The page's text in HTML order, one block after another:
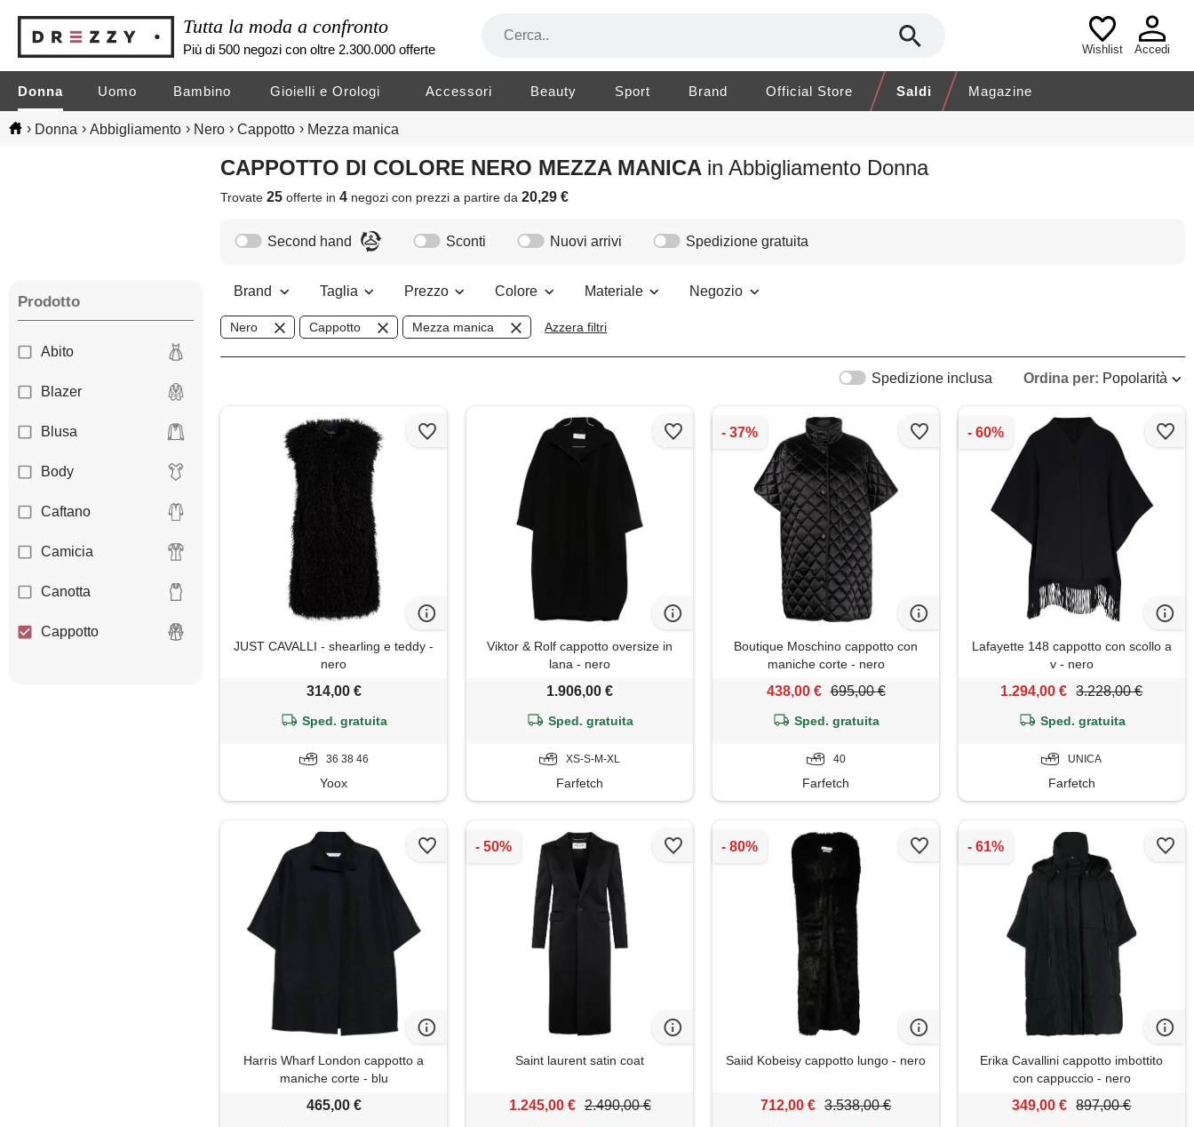
Tutta la moda a confronto
Più di 500 negozi con oltre 2.300.000 offerte Wishlist Accedi
Donna Uomo Bambino Gioielli e Orologi Accessori Beauty Sport Brand Official Store Saldi Magazine
› Donna › Abbigliamento › Nero › Cappotto › Mezza manica
CAPPOTTO DI COLORE NERO MEZZA MANICA in Abbigliamento Donna
Trovate25 offerte in4 negozicon prezzi a partire da20,29 €
Prodotto
Abito
Blazer
Blusa
Body
Caftano
Camicia
Canotta
Cappotto
Second hand Sconti Nuovi arrivi Spedizione gratuita
Brand Taglia Prezzo Colore Materiale Negozio
Nero Cappotto Mezza manica Azzera filtri
Ordina per: Popolarità
Spedizione inclusa
JUST CAVALLI - shearling e teddy -
nero
314,00 €
Sped. gratuita
36 38 46
Yoox
Viktor & Rolf cappotto oversize in
lana - nero
1.906,00 €
Sped. gratuita
XS-S-M-XL
Farfetch
Boutique Moschino cappotto con
maniche corte - nero
438,00 € 695,00 €
Sped. gratuita
40
Farfetch
Lafayette 148 cappotto con scollo a
v - nero
1.294,00 € 3.228,00 €
Sped. gratuita
UNICA
Farfetch
Harris Wharf London cappotto a
maniche corte - blu
465,00 €
Saint laurent satin coat
1.245,00 € 2.490,00 €
Saiid Kobeisy cappotto lungo - nero
712,00 € 3.538,00 €
Erika Cavallini cappotto imbottito
con cappuccio - nero
349,00 € 897,00 €